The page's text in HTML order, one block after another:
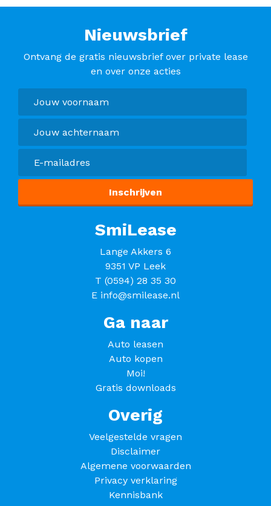
Nieuwsbrief
Ontvang de gratis nieuwsbrief over private lease
en over onze acties
SmiLease
Lange Akkers 6
9351 VP Leek
T (0594) 28 35 30
E info@smilease.nl
Ga naar
Auto leasen
Auto kopen
Moi!
Gratis downloads
Overig
Veelgestelde vragen
Disclaimer
Algemene voorwaarden
Privacy verklaring
Kennisbank